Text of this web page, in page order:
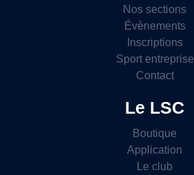
Nos sections
Évènements
Inscriptions
Sport entreprise
Contact
Le LSC
Boutique
Application
Le club